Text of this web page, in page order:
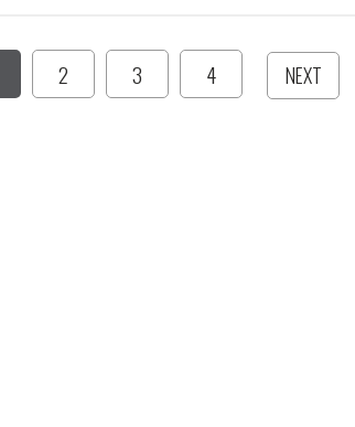
2 3 4 NEXT